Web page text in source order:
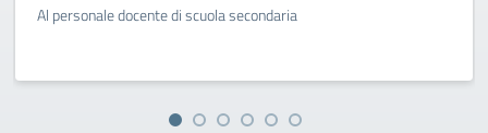
Al personale docente di scuola secondaria